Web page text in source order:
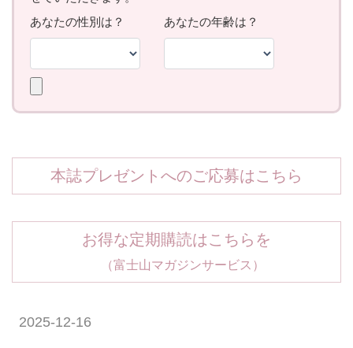
本誌プレゼントへのご応募はこちら
お得な定期購読はこちらを
（富士山マガジンサービス）
2025-12-16